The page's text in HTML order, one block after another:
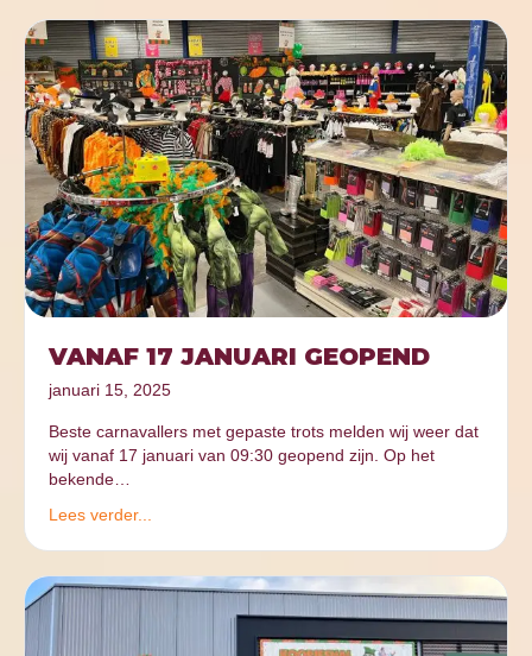
VANAF 17 JANUARI GEOPEND
januari 15, 2025
Beste carnavallers met gepaste trots melden wij weer dat
wij vanaf 17 januari van 09:30 geopend zijn. Op het
bekende…
Lees verder...